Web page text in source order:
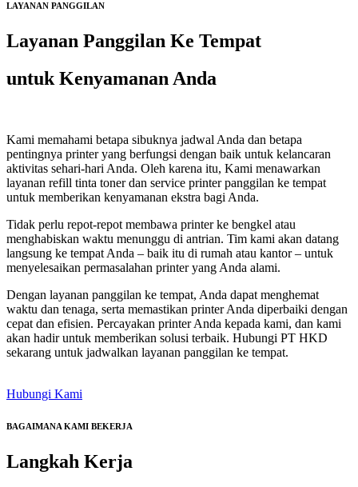
LAYANAN PANGGILAN
Layanan Panggilan Ke Tempat
untuk Kenyamanan Anda
Kami memahami betapa sibuknya jadwal Anda dan betapa
pentingnya printer yang berfungsi dengan baik untuk kelancaran
aktivitas sehari-hari Anda. Oleh karena itu, Kami menawarkan
layanan refill tinta toner dan service printer panggilan ke tempat
untuk memberikan kenyamanan ekstra bagi Anda.
Tidak perlu repot-repot membawa printer ke bengkel atau
menghabiskan waktu menunggu di antrian. Tim kami akan datang
langsung ke tempat Anda – baik itu di rumah atau kantor – untuk
menyelesaikan permasalahan printer yang Anda alami.
Dengan layanan panggilan ke tempat, Anda dapat menghemat
waktu dan tenaga, serta memastikan printer Anda diperbaiki dengan
cepat dan efisien. Percayakan printer Anda kepada kami, dan kami
akan hadir untuk memberikan solusi terbaik. Hubungi PT HKD
sekarang untuk jadwalkan layanan panggilan ke tempat.
Hubungi Kami
BAGAIMANA KAMI BEKERJA
Langkah Kerja